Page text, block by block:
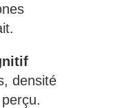
densité